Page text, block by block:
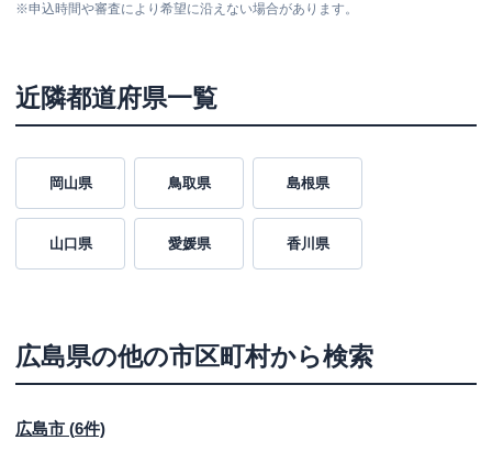
※申込時間や審査により希望に沿えない場合があります。
近隣都道府県一覧
岡山県 鳥取県 島根県
山口県 愛媛県 香川県
広島県の他の市区町村から検索
広島市 (6件)